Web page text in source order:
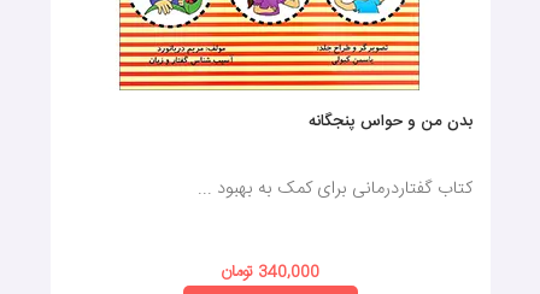
بدن من و حواس پنجگانه
کتاب گفتاردرمانی برای کمک به بهبود ...
340,000 تومان